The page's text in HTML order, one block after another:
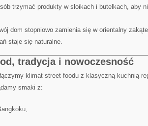
trzymać produkty w słoikach i butelkach, aby
dom stopniowo zamienia się w orientalny
staje się naturalne.
tradycja i nowoczesność
klimat street foodu z klasyczną kuchnią
smaki z: